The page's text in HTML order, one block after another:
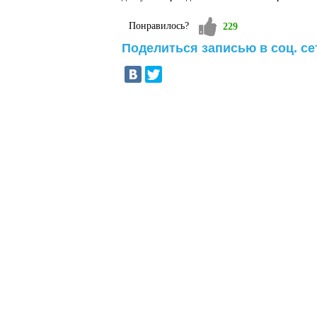
Понравилось? Vote up!
229
Поделиться записью в соц.